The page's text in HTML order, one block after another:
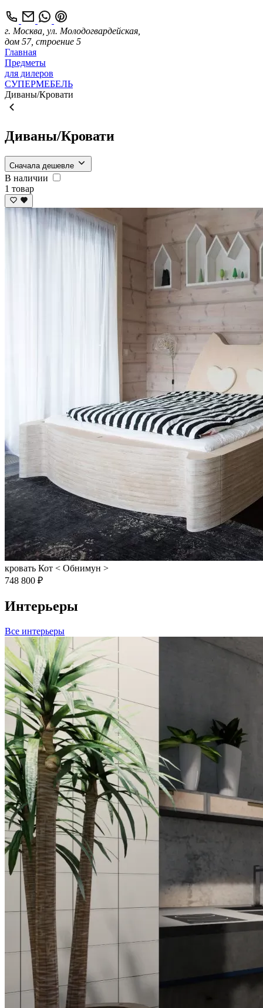
г. Москва, ул. Молодогвардейская,
дом 57, строение 5
Главная
Предметы
для дилеров
СУПЕРМЕБЕЛЬ
Диваны/Кровати
Диваны/Кровати
Сначала дешевле
В наличии
1 товар
кровать Кот < Обнимун >
748 800 ₽
Интерьеры
Все интерьеры